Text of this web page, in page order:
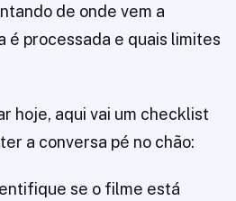
de onde vem a
é processada e quais limites
hoje, aqui vai um checklist
a conversa pé no chão:
se o filme está